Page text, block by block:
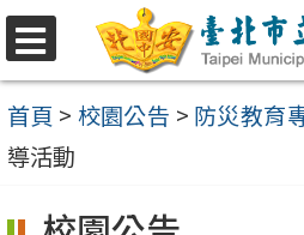
選
單
跳
至
主
要
容
首頁 > 校園公告 > 防災教育
導活動